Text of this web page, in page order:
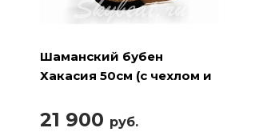
Шаманский бубен
Хакасия 50см (с чехлом и
21 900 руб.